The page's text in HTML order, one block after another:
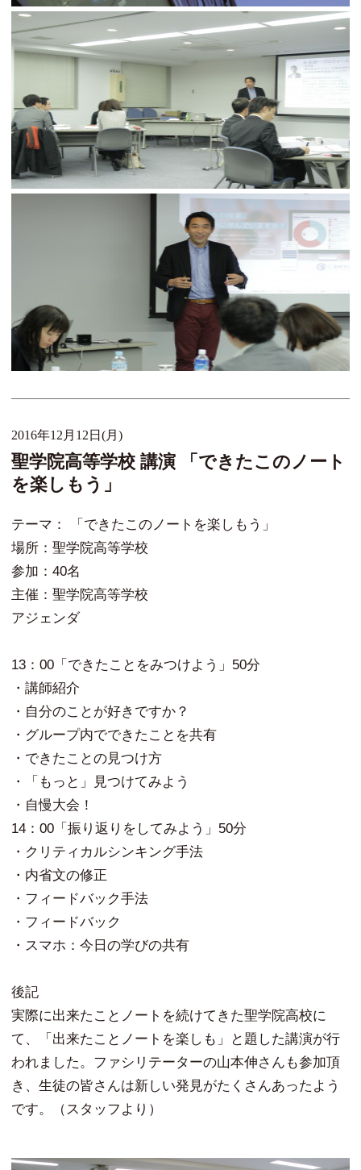
2016年12月12日(月)
聖学院高等学校 講演 「できたこのノート
を楽しもう」
テーマ： 「できたこのノートを楽しもう」
場所：聖学院高等学校
参加：40名
主催：聖学院高等学校
アジェンダ
13：00「できたことをみつけよう」50分
・講師紹介
・自分のことが好きですか？
・グループ内でできたことを共有
・できたことの見つけ方
・「もっと」見つけてみよう
・自慢大会！
14：00「振り返りをしてみよう」50分
・クリティカルシンキング手法
・内省文の修正
・フィードバック手法
・フィードバック
・スマホ：今日の学びの共有
後記
実際に出来たことノートを続けてきた聖学院高校に
て、「出来たことノートを楽しも」と題した講演が行
われました。ファシリテーターの山本伸さんも参加頂
き、生徒の皆さんは新しい発見がたくさんあったよう
です。（スタッフより）